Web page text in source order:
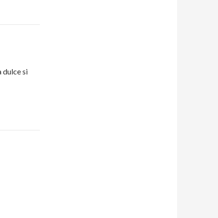
dulce si